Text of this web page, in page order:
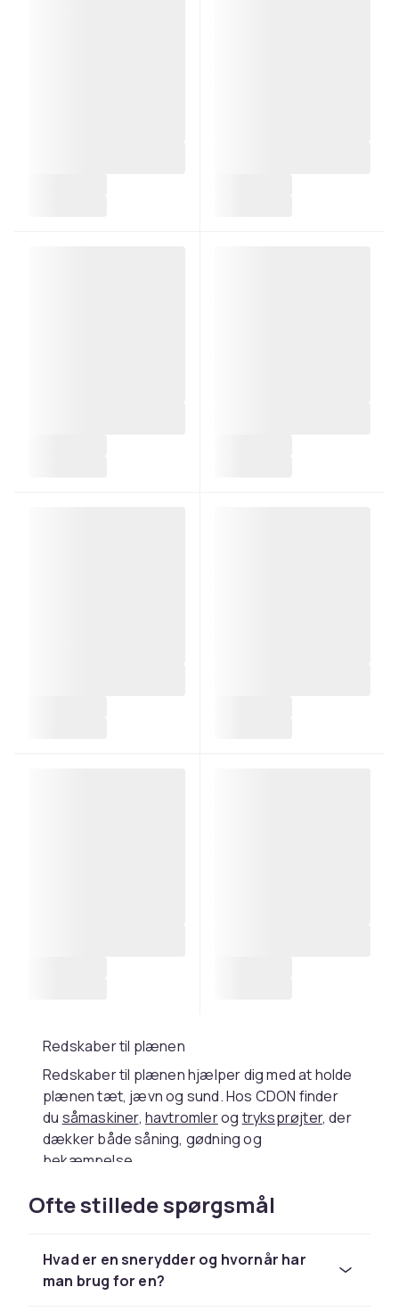
Redskaber til plænen
Redskaber til plænen hjælper dig med at holde
plænen tæt, jævn og sund. Hos CDON finder
du såmaskiner, havtromlerog tryksprøjter, der
dækker både såning, gødning og
bekæmpelse.
Ensåmaskinegiver jævn spredning af
eller overdosering. Mindre håndsåmaskiner
passer til små plæner, mens rullemodeller med
Ofte stillede spørgsmål
Hvad er en snerydder og hvornår har
man brug for en?